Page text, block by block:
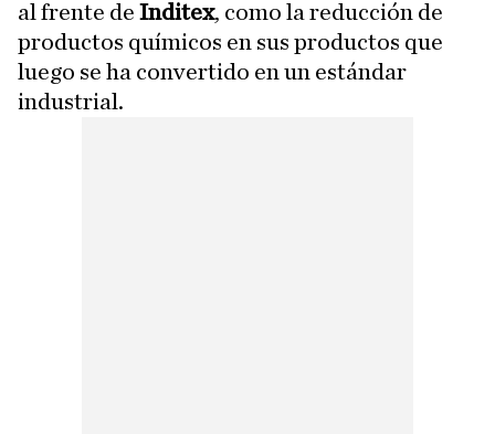
al frente de Inditex, como la reducción de
productos químicos en sus productos que
luego se ha convertido en un estándar
industrial.